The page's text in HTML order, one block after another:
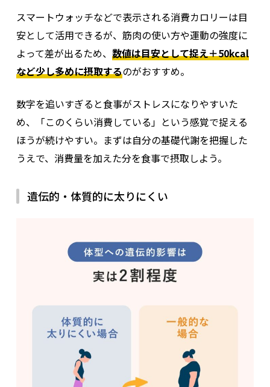
スマートウォッチなどで表示される消費カロリーは目
安として活用できるが、筋肉の使い方や運動の強度に
よって差が出るため、 数値は目安として捉え＋50kcal
など少し多めに摂取するのがおすすめ。
数字を追いすぎると食事がストレスになりやすいた
め、「このくらい消費している」という感覚で捉える
ほうが続けやすい。まずは自分の基礎代謝を把握した
うえで、消費量を加えた分を食事で摂取しよう。
遺伝的・体質的に太りにくい